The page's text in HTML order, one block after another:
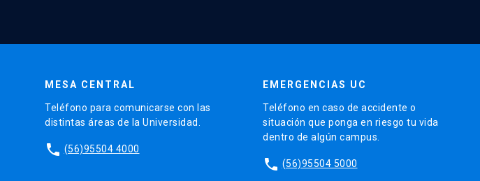
MESA CENTRAL
Teléfono para comunicarse con las
distintas áreas de la Universidad.
phone (56)95504 4000
EMERGENCIAS UC
Teléfono en caso de accidente o
situación que ponga en riesgo tu vida
dentro de algún campus.
phone (56)95504 5000